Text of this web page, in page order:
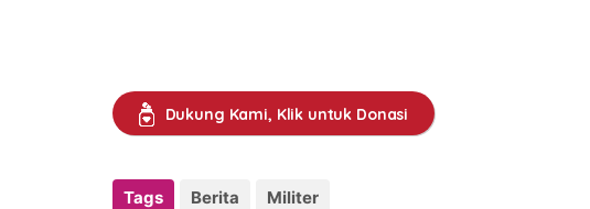
Dukung Kami, Klik untuk Donasi
Tags Berita Militer